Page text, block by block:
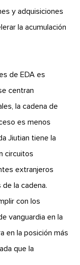
y adquisiciones
la acumulación
de EDA es
centran
la cadena de
es menos
Jiutian tiene la
circuitos
extranjeros
la cadena.
con los
vanguardia en la
en la posición más
que la